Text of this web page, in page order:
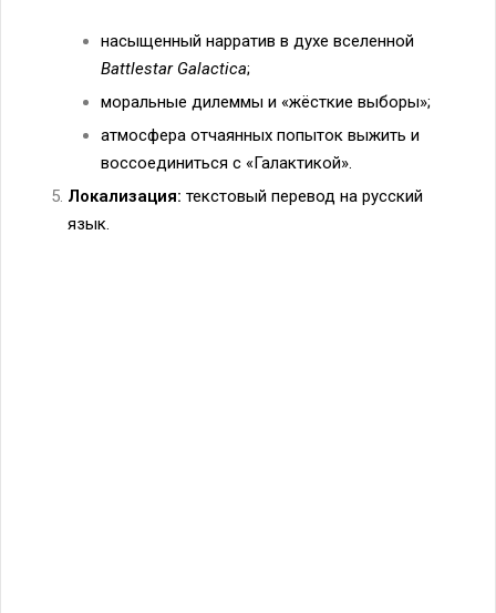
насыщенный нарратив в духе вселенной
Battlestar Galactica;
моральные дилеммы и «жёсткие выборы»;
атмосфера отчаянных попыток выжить и
воссоединиться с «Галактикой».
Локализация: текстовый перевод на русский
язык.